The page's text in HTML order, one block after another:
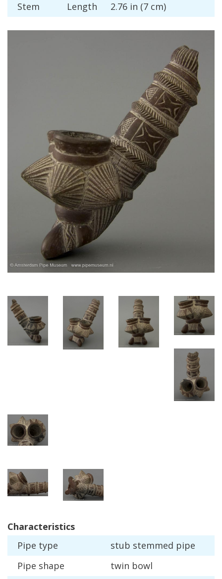
Stem
Length 2.76 in (7 cm)
Characteristics
Pipe type stub stemmed pipe
Pipe shape twin bowl